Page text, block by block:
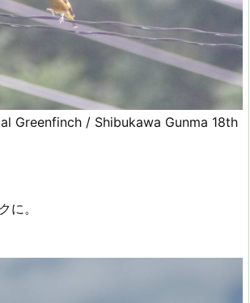
Greenfinch / Shibukawa Gunma 18th
に。